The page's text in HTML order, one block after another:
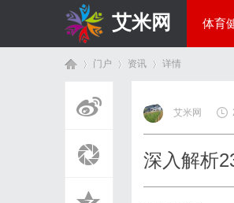
艾米网 体育
门户 资讯
›
详情
艾米网
深入解析